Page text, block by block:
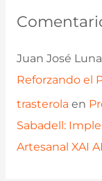
Juan José Luna
Reforzando el
trasterola en
Sabadell:
Artesanal XAI